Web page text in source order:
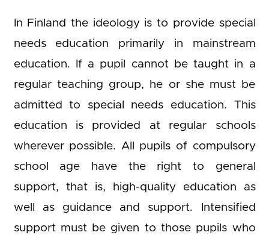
In Finland the ideology is to provide special
needs education primarily in mainstream
education. If a pupil cannot be taught in a
regular teaching group, he or she must be
admitted to special needs education. This
education is provided at regular schools
wherever possible. All pupils of compulsory
school age have the right to general
support, that is, high-quality education as
well as guidance and support. Intensified
support must be given to those pupils who